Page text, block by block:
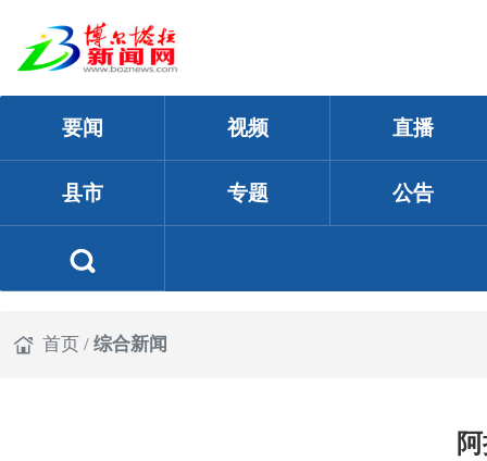
要闻 视频 直播
县市 专题 公告
首页/综合新闻